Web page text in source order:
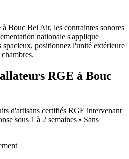
à Bouc Bel Air, les contraintes sonores
nationale s'applique
positionnez l'unité extérieure
RGE à Bouc
d'artisans certifiés RGE intervenant
sous 1 à 2 semaines • Sans